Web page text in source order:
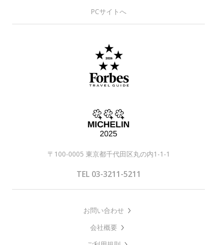
PCサイトへ
〒100-0005 東京都千代田区丸の内1-1-1
TEL 03-3211-5211
お問い合わせ
会社概要